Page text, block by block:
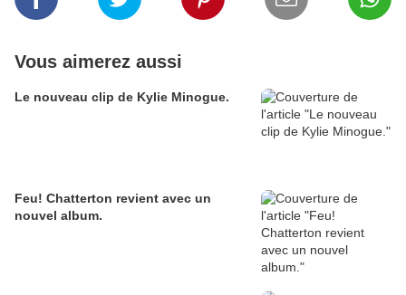
Vous aimerez aussi
Le nouveau clip de Kylie Minogue.
Feu! Chatterton revient avec un
nouvel album.